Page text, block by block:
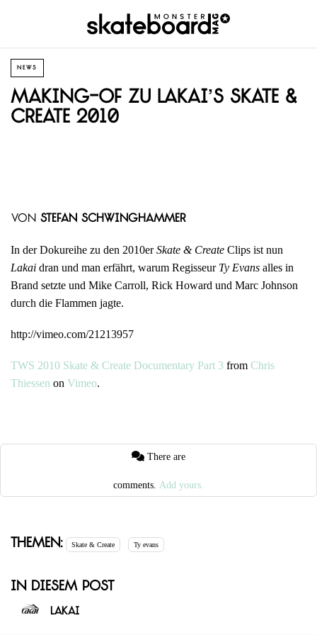
NEWS
Making-of zu Lakai’s Skate &
Create 2010
von Stefan Schwinghammer
In der Dokureihe zu den 2010erSkate & Create Clips ist nun
Lakai dran und man erfährt, warum Regisseur Ty Evans alles in
Brand setzte und Mike Carroll, Rick Howard und Marc Johnson
durch die Flammen jagte.
http://vimeo.com/21213957
TWS 2010 Skate & Create Documentary Part 3 from Chris
Thiessen on Vimeo.
comments. Add yours.
Themen: Skate & Create Ty evans
In diesem Post
Lakai